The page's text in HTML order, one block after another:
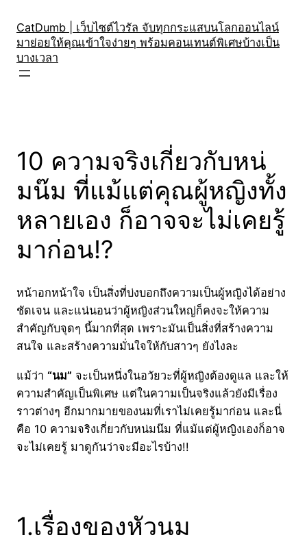
content
CatDumb | เว็บไซต์ไวรัล จับทุกกระแสบนโลกออนไลน์
มาย่อยให้คุณเข้าใจง่ายๆ พร้อมคอนเทนต์พิเศษบ้างเป็น
บางเวลา
10 ความจริงเกี่ยวกับหน่
มน๊ม ที่แม้แต่คุณผู้หญิงทั้ง
หลายเอง ก็อาจจะไม่เคยรู้
มาก่อน!?
หน้าอกหน้าใจ เป็นสิ่งที่บ่งบอกถึงความเป็นผู้หญิงได้อย่าง
ชัดเจน และแน่นอนว่าผู้หญิงส่วนใหญ่ก็คงจะให้ความ
สำคัญกับจุดๆ นี้มากที่สุด เพราะมันเป็นสิ่งที่สร้างความ
สนใจ และสร้างความมั่นใจให้กับสาวๆ ยังไงละ
แม้ว่า “นม” จะเป็นหนึ่งในอวัยวะที่ผู้หญิงต้องดูแล และให้
ความสำคัญเป็นพิเศษ แต่ในความเป็นจริงแล้วยังมีเรื่อง
ราวต่างๆ อีกมากมายของนมที่เราไม่เคยรู้มาก่อน และนี่
คือ 10 ความจริงเกี่ยวกับหน่มน๊ม ที่แม้แต่ผู้หญิงเองก็อาจ
จะไม่เคยรู้ มาดูกันว่าจะมีอะไรบ้าง!!
1.เรื่องของหัวนม